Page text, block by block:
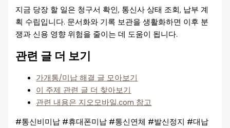
지금 당장 할 일은 청구서 확인, 통신사 상태 조회, 납부 계
획 수립입니다. 문서화와 기록 보관을 생활화하면 이후 분
쟁과 신용 영향 위험을 줄이는 데 도움이 됩니다.
관련 글 더 보기
가개통/미납 해결 글 모아보기
이 주제 관련 글 더 찾아보기
관련 내용은 지오모바일.com 참고
#통신비미납 #휴대폰미납 #통신연체 #발신정지 #대납